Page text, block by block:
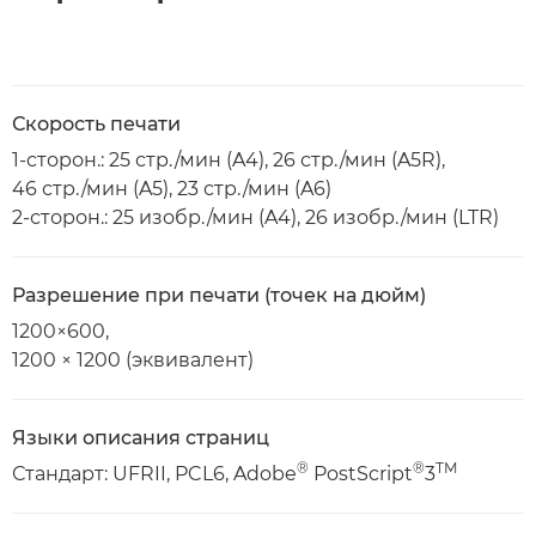
Скорость печати
1-сторон.: 25 стр./мин (A4), 26 стр./мин (A5R),
46 стр./мин (A5), 23 стр./мин (A6)
2-сторон.: 25 изобр./мин (A4), 26 изобр./мин (LTR)
Разрешение при печати (точек на дюйм)
1200×600,
1200 × 1200 (эквивалент)
Языки описания страниц
Стандарт: UFRII, PCL6, Adobe® PostScript®3TM